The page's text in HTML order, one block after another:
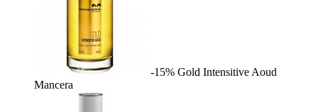
-15% Gold Intensitive Aoud
Mancera